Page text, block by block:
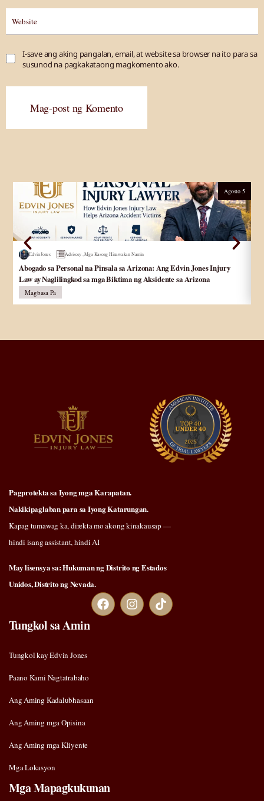
I-save ang aking pangalan, email, at website sa browser na ito para sa
susunod na pagkakataong magkomento ako.
Mag-post ng Komento
Agosto 5
Edvin Jones Advisory ,Mga Kasong Hinawakan Namin
Abogado sa Personal na Pinsala sa Arizona: Ang Edvin Jones Injury
Law ay Naglilingkod sa mga Biktima ng Aksidente sa Arizona
Magbasa Pa
Pagprotekta sa Iyong mga Karapatan.
Nakikipaglaban para sa Iyong Katarungan.
Kapag tumawag ka, direkta mo akong kinakausap —
hindi isang assistant, hindi AI
May lisensya sa: Hukuman ng Distrito ng Estados
Unidos, Distrito ng Nevada.
Tungkol sa Amin
Tungkol kay Edvin Jones
Paano Kami Nagtatrabaho
Ang Aming Kadalubhasaan
Ang Aming mga Opisina
Ang Aming mga Kliyente
Mga Lokasyon
Mga Mapagkukunan